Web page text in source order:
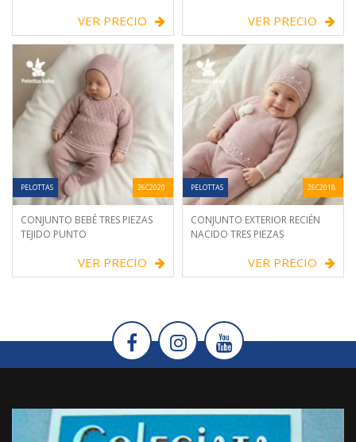
VER PRECIO VER PRECIO
PELOTTAS 26C2020
CONJUNTO BEBÉ TRES PIEZAS
TEJIDO PUNTO
VER PRECIO
PELOTTAS 26C2018
CONJUNTO EXTERIOR RECIÉN
NACIDO TRES PIEZAS
VER PRECIO